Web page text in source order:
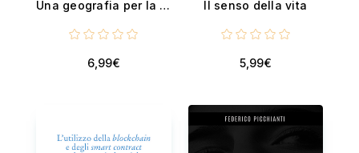
Una geografia per la scula dell'infanzia
6,99€
Il senso della vita
5,99€